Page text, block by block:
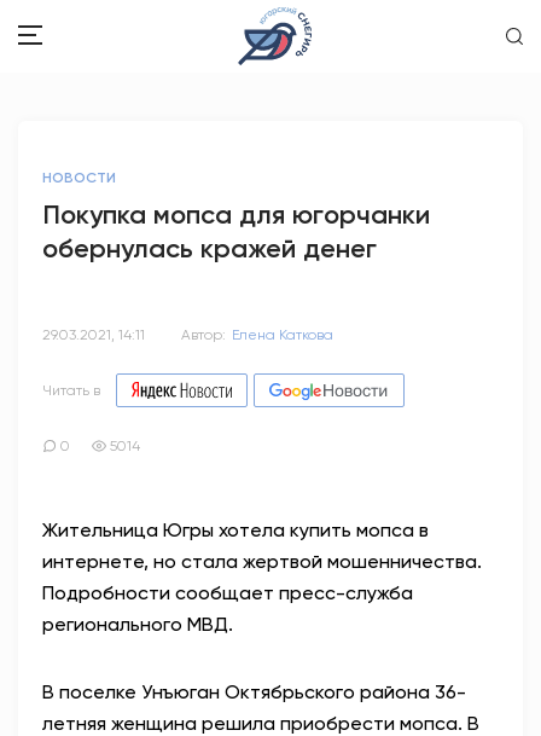
ОБРАЗОВАНИЕ
ЭТО У НАС СЕМЕЙНОЕ
АНТИТЕРРОР
ОФИЦИАЛЬНО
НОВОСТИ
Покупка мопса для югорчанки
обернулась кражей денег
29.03.2021, 14:11 Автор: Елена Каткова
Читать в
0 5014
Жительница Югры хотела купить мопса в
интернете, но стала жертвой мошенничества.
Подробности сообщает пресс-служба
регионального МВД.
В поселке Унъюган Октябрьского района 36-
летняя женщина решила приобрести мопса. В